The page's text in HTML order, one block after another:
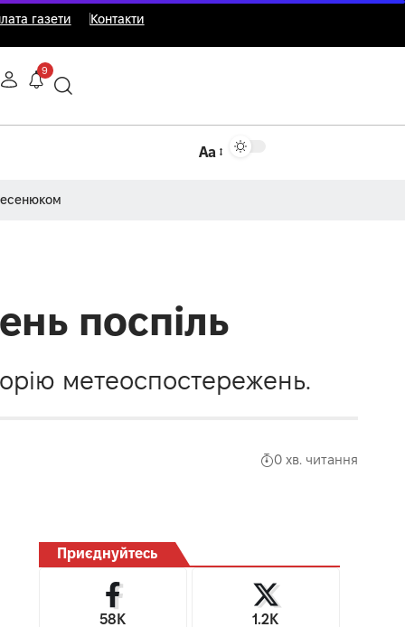
газети Контакти
9
Аа
поспіль
метеоспостережень.
0 хв. читання
Приєднуйтесь
58K 1.2K